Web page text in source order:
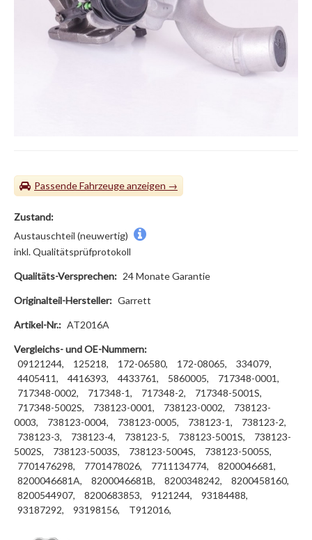
Passende Fahrzeuge
Zustand:
Austauschteil (neuwertig)
inkl. Qualitätsprüfprotokoll
Qualitäts-Versprechen: 24 Monate Garantie
Originalteil-Hersteller: Garrett
Artikel-Nr.: AT2016A
Vergleichs- und OE-Nummern:
09121244,
125218, 172-06580, 172-08065,
334079,
4405411,
4416393, 4433761, 5860005,
717348-0001,
717348-0002,
717348-1, 717348-2,
717348-5001S,
717348-5002S,
738123-0001, 738123-0002,
738123-
0003,
738123-0004, 738123-0005, 738123-1,
738123-2,
738123-3,
738123-4, 738123-5, 738123-5001S,
738123-
5002S,
738123-5003S, 738123-5004S,
738123-5005S,
7701476298,
7701478026, 7711134774,
8200046681,
8200046681A,
8200046681B, 8200348242,
8200458160,
8200544907,
8200683853, 9121244,
93184488,
93187292,
93198156, T912016,